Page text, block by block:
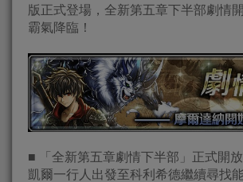
版正式登場，全新第五章下半部劇情
霸氣降臨！
■ 「全新第五章劇情下半部」正式開放
凱爾一行人出發至科利希德繼續尋找